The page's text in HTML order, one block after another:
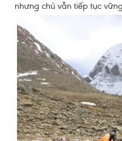
nhưng chú vẫn tiếp tục